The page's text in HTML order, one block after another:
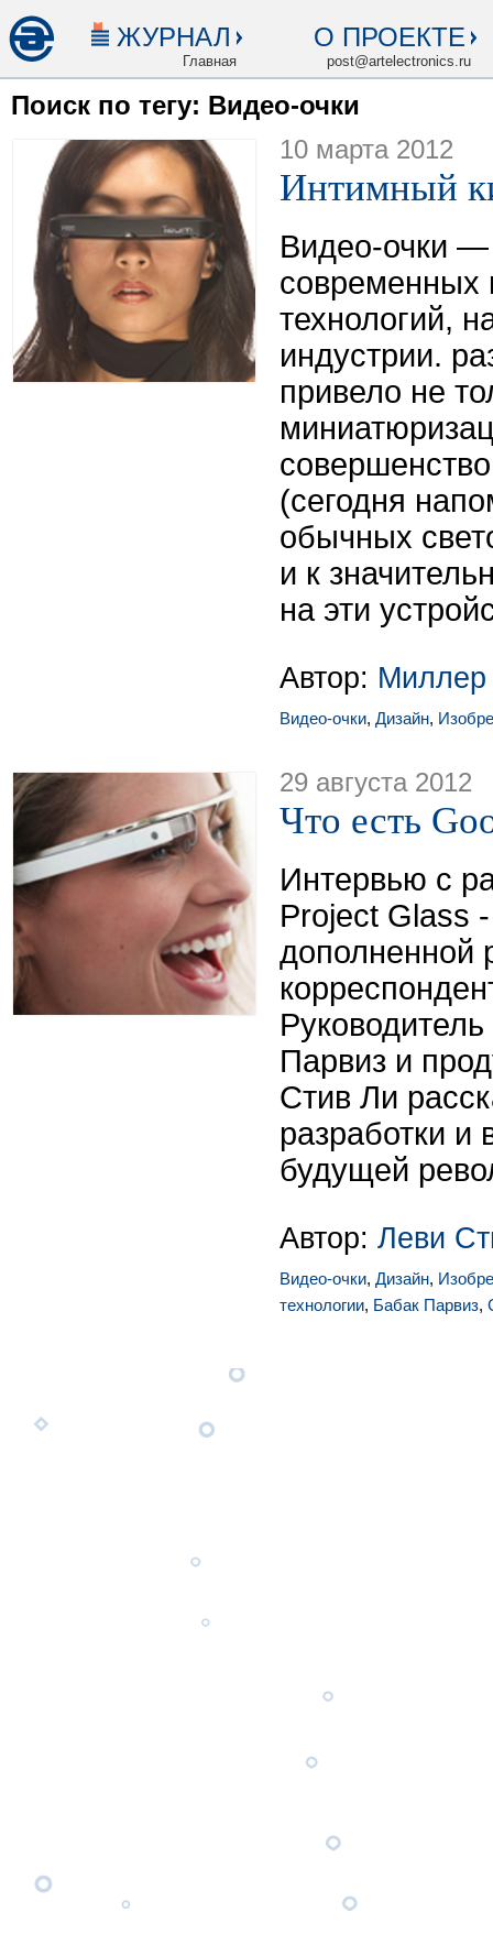
ЖУРНАЛ
Главная
О ПРОЕКТЕ
post@artelectronics.ru
Поиск по тегу: Видео-очки
10 марта 2012
Интимный
Видео-очки —
современных
технологий,
индустрии.
привело не
(сегодня
обычных
и к
на эти
Автор: Миллер
Видео-очки, Дизайн,
29 августа 2012
Что есть
Интервью с
Project Glass
дополненной
Парвиз и
Стив Ли
разработки и
будущей
Автор: Леви
Видео-очки, Дизайн,
технологии, Бабак Парвиз,